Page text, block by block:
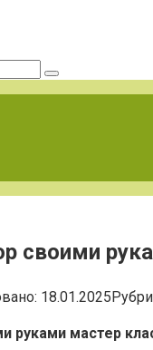
своими
18.01.2025
руками мастер